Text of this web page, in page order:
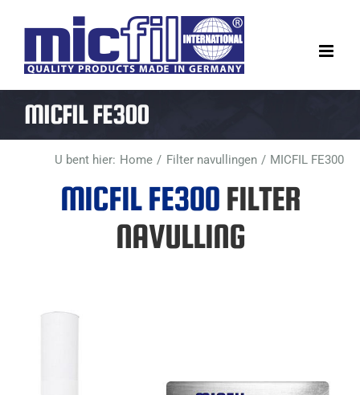
inhoud
MICFIL FE300
U bent hier: Home Filter navullingen MICFIL FE300
MICFIL FE300 FILTER
NAVULLING